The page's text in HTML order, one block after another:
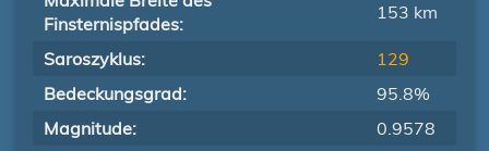
Finsternispfades:
153 km
Saroszyklus:
129
Bedeckungsgrad:
95.8%
Magnitude:
0.9578